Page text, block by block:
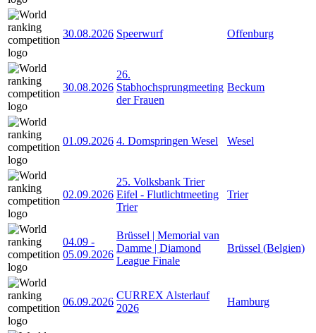
30.08.2026 Speerwurf Offenburg
30.08.2026
26.
Stabhochsprungmeeting
der Frauen
Beckum
01.09.2026 4. Domspringen Wesel Wesel
02.09.2026
25. Volksbank Trier
Eifel - Flutlichtmeeting
Trier
Trier
04.09 -
05.09.2026
Brüssel | Memorial van
Damme | Diamond
League Finale
Brüssel (Belgien)
06.09.2026
CURREX Alsterlauf
2026
Hamburg